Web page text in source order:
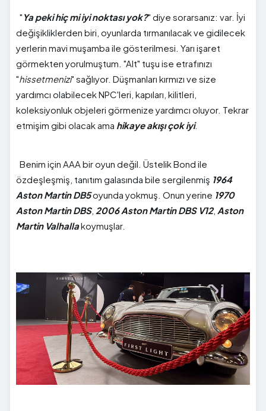
" Ya peki hiç mi iyi noktası yok?" diye sorarsanız: var. İyi
değişikliklerden biri, oyunlarda tırmanılacak ve gidilecek
yerlerin mavi muşamba ile gösterilmesi. Yarı işaret
görmekten yorulmuştum. "Alt" tuşu ise etrafınızı
"hissetmenizi" sağlıyor. Düşmanları kırmızı ve size
yardımcı olabilecek NPC'leri, kapıları, kilitleri,
koleksiyonluk objeleri görmenize yardımcı oluyor. Tekrar
etmişim gibi olacak ama hikaye akışı çok iyi.
Benim için AAA bir oyun değil. Üstelik Bond ile
özdeşleşmiş, tanıtım galasında bile sergilenmiş 1964
Aston Martin DB5oyunda yokmuş. Onun yerine 1970
Aston Martin DBS, 2006 Aston Martin DBS V12, Aston
Martin Valhallakoymuşlar.